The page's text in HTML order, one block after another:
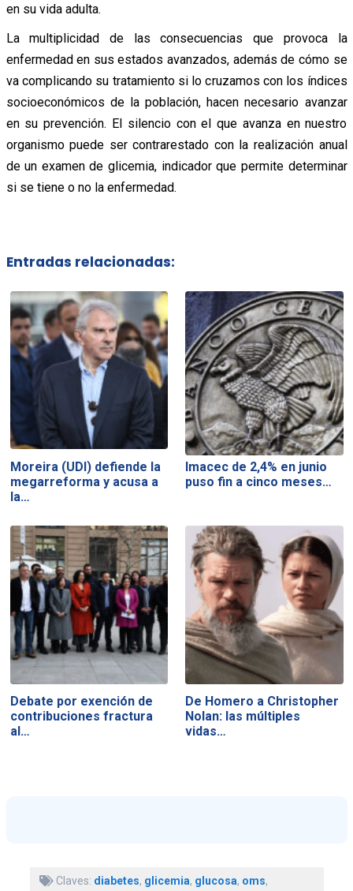
en su vida adulta.
La multiplicidad de las consecuencias que provoca la
enfermedad en sus estados avanzados, además de cómo se
va complicando su tratamiento si lo cruzamos con los índices
socioeconómicos de la población, hacen necesario avanzar
en su prevención. El silencio con el que avanza en nuestro
organismo puede ser contrarestado con la realización anual
de un examen de glicemia, indicador que permite determinar
si se tiene o no la enfermedad.
Entradas relacionadas:
Moreira (UDI) defiende la
megarreforma y acusa a
la…
Imacec de 2,4% en junio
puso fin a cinco meses…
Debate por exención de
contribuciones fractura
al…
De Homero a Christopher
Nolan: las múltiples
vidas…
Claves: diabetes, glicemia, glucosa, oms,